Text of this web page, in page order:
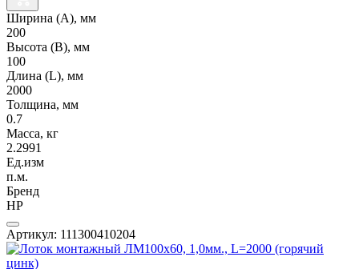
Ширина (А), мм
200
Высота (В), мм
100
Длина (L), мм
2000
Толщина, мм
0.7
Масса, кг
2.2991
Ед.изм
п.м.
Бренд
НР
Артикул: 111300410204